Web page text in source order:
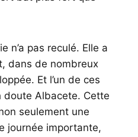
n’a pas reculé. Elle a
dans de nombreux
Et l’un de ces
doute Albacete. Cette
seulement une
journée importante,